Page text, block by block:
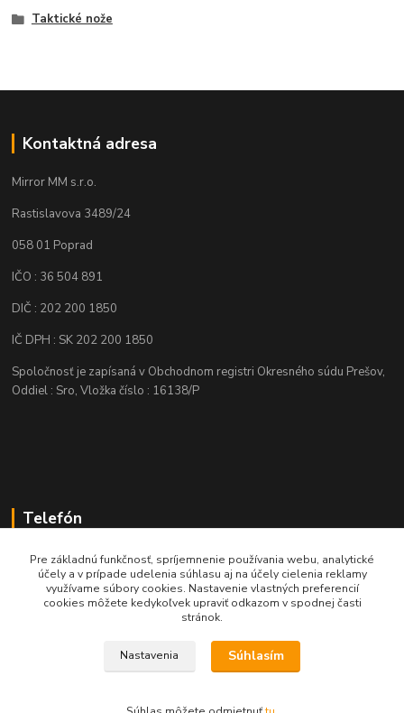
Taktické nože
Kontaktná adresa
Mirror MM s.r.o.
Rastislavova 3489/24
058 01 Poprad
IČO : 36 504 891
DIČ : 202 200 1850
IČ DPH : SK 202 200 1850
Spoločnosť je zapísaná v Obchodnom registri Okresného súdu Prešov,
Oddiel : Sro, Vložka číslo : 16138/P
Telefón
+421 905 622 625
obchod@nozeplus.sk
Pre základnú funkčnosť, spríjemnenie používania webu, analytické
účely a v prípade udelenia súhlasu aj na účely cielenia reklamy
využívame súbory cookies. Nastavenie vlastných preferencií
cookies môžete kedykoľvek upraviť odkazom v spodnej časti
stránok.
Nastavenia Súhlasím